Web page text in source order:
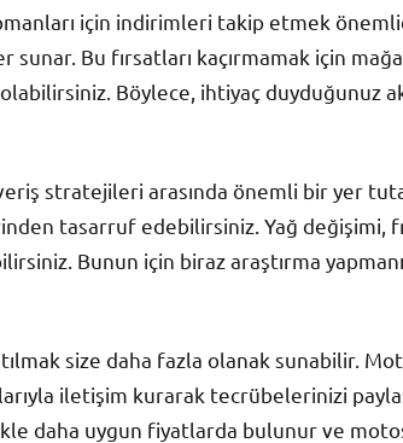
için indirimleri takip etmek
Bu fırsatları kaçırmamak için
Böylece, ihtiyaç duyduğunuz
stratejileri arasında önemli bir yer
tasarruf edebilirsiniz. Yağ değişimi,
Bunun için biraz araştırma
size daha fazla olanak sunabilir.
iletişim kurarak tecrübelerinizi
daha uygun fiyatlarda bulunur ve